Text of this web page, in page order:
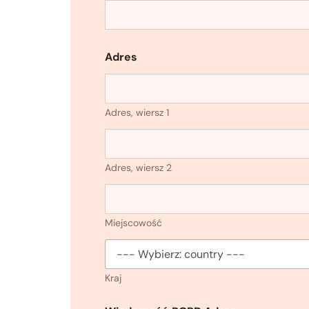
Adres
Adres, wiersz 1
Adres, wiersz 2
Miejscowość
Kraj